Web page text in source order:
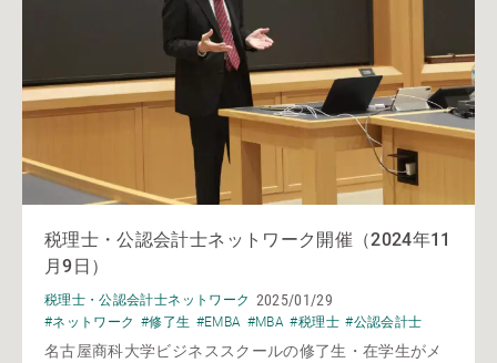
税理士・公認会計士ネットワーク開催（2024年11
月9日）
税理士・公認会計士ネットワーク 2025/01/29
#ネットワーク #修了生 #EMBA #MBA #税理士 #公認会計士
名古屋商科大学ビジネススクールの修了生・在学生がメ